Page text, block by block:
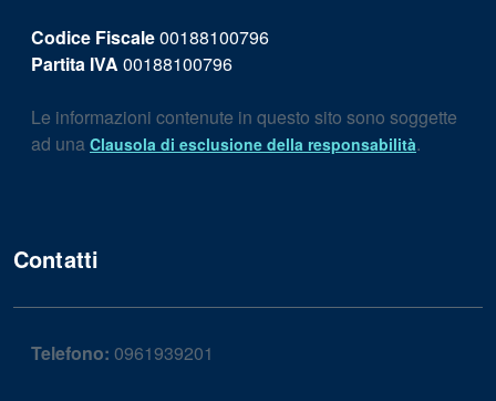
Codice Fiscale00188100796
Partita IVA 00188100796
Le informazioni contenute in questo sito sono soggette
ad una Clausola di esclusione della responsabilità.
Contatti
Telefono: 0961939201